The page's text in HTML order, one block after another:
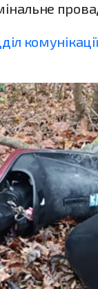
комунікації